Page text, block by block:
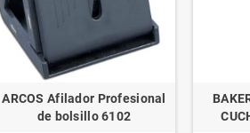
ARCOS Afilador Profesional
de bolsillo 6102